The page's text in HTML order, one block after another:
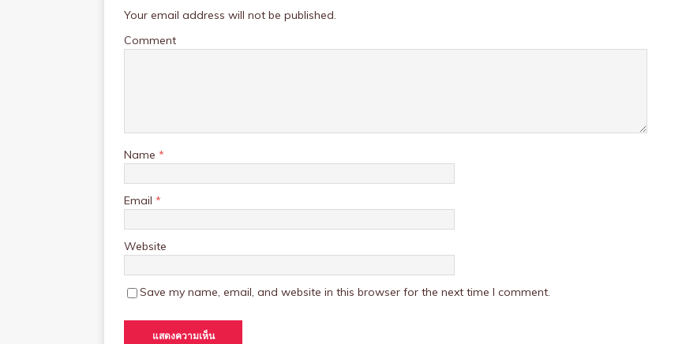
Your email address will not be published.
Comment
Name *
Email *
Website
Save my name, email, and website in this browser for the next time I comment.